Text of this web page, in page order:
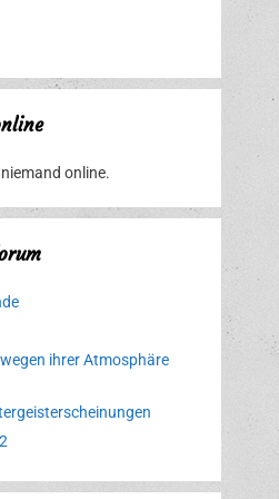
online.
ihrer Atmosphäre